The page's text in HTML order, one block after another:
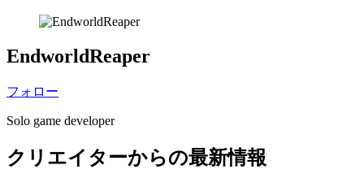
EndworldReaper
フォロー
Solo game developer
クリエイターからの最新情報